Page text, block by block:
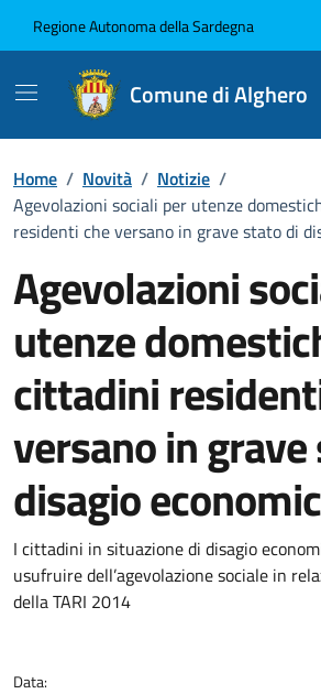
Regione Autonoma della Sardegna
Comune di Alghero
Home / Novità / Notizie /
Agevolazioni sociali per utenze
residenti che versano in grave stato di
Agevolazioni
utenze
cittadini
versano in
disagio
Dettagli della
I cittadini in situazione di disagio
usufruire dell’agevolazione sociale in
della TARI 2014
Data: